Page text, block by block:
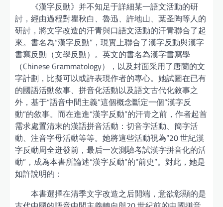
《漢字反動》并不知足于詳細某一語文活動的研
討，經由過程對瞿秋白、魯迅、許地山、葉圣陶等人的
研討，將文字改造的汗青與口語文活動的汗青聯合了起
來。書名為“漢字反動”，現實上聯合了漢字反動與漢字
書寫反動（文學反動）。英文的書名為漢字書寫學
（Chinese Grammatology），以及封面采用了唐蘭的文
字計劃，比擬可以或許表現作者的專心。她試圖在已有
的國語活動敘事、拼音化活動以及語文古代化敘事之
外，基于“語音中間主義”這個概念斷定一個“漢字反
動”的敘事。而在進進“漢字反動”的汗青之前，作者起首
需求處置清末的漢語拼音活動：切音字活動、簡字活
動、注音字母活動等等。她將這些活動視為“20 世紀漢
字反動周全迸發前，最后一次測驗考試漢字拼音化的活
動”，成為本書所論述“漢字反動”的“前史”。對此，她是
如許說明的：
本書選擇在清季文字改造之后開端，意欲彰顯的是